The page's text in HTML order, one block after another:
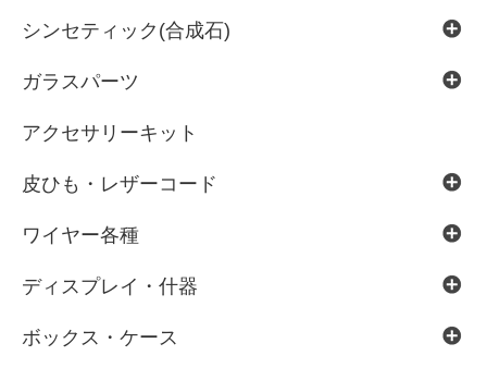
シンセティック(合成石)
ガラスパーツ
アクセサリーキット
皮ひも・レザーコード
ワイヤー各種
ディスプレイ・什器
ボックス・ケース